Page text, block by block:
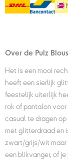
Over de Pulz
Het is een mooi
heeft een sierlijk
feestelijk uiterlijk
rok of pantalon voor
casual te dragen op
met glitterdraad en
zwart/grijs/wit maar
een blikvanger, of